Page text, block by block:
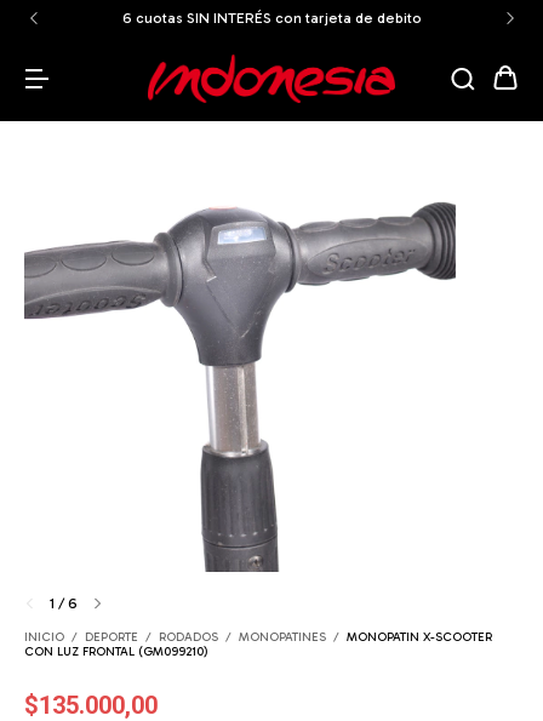
tarjeta de debito ENVÍOS GRATIS A TODO EL PAÍS a
1 /6
INICIO / DEPORTE / RODADOS / MONOPATINES / MONOPATIN X-SCOOTER
CON LUZ FRONTAL (GM099210)
$135.000,00